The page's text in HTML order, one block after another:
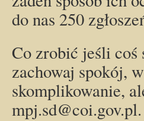
do nas 250
Co zrobić jeśli
zachowaj spokój,
skomplikowanie,
mpj.sd@coi.gov.pl.